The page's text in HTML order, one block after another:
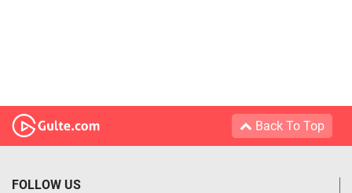
Back To Top
FOLLOW US